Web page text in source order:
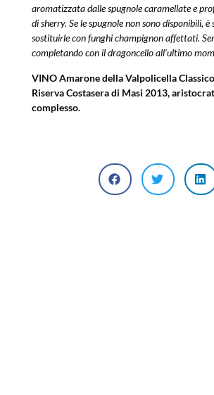
aromatizzata dalle spugnole caramellate e
di sherry. Se le spugnole non sono disponibili, è
sostituirle con funghi champignon affettati.
completando con il dragoncello all’ultimo
VINO Amarone della Valpolicella
Riserva Costasera di Masi 2013,
complesso.